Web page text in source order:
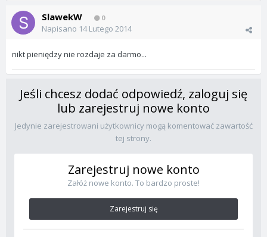
SlawekW 0
Napisano 14 Lutego 2014
nikt pieniędzy nie rozdaje za darmo...
Jeśli chcesz dodać odpowiedź, zaloguj się
lub zarejestruj nowe konto
Jedynie zarejestrowani użytkownicy mogą komentować zawartość
tej strony.
Zarejestruj nowe konto
Załóż nowe konto. To bardzo proste!
Zarejestruj się